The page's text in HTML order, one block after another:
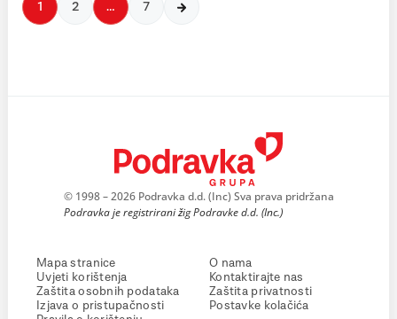
1 2 … 7
© 1998 – 2026 Podravka d.d. (Inc) Sva prava pridržana
Podravka je registrirani žig Podravke d.d. (Inc.)
Mapa stranice
Uvjeti korištenja
Zaštita osobnih podataka
Izjava o pristupačnosti
O nama
Kontaktirajte nas
Zaštita privatnosti
Postavke kolačića